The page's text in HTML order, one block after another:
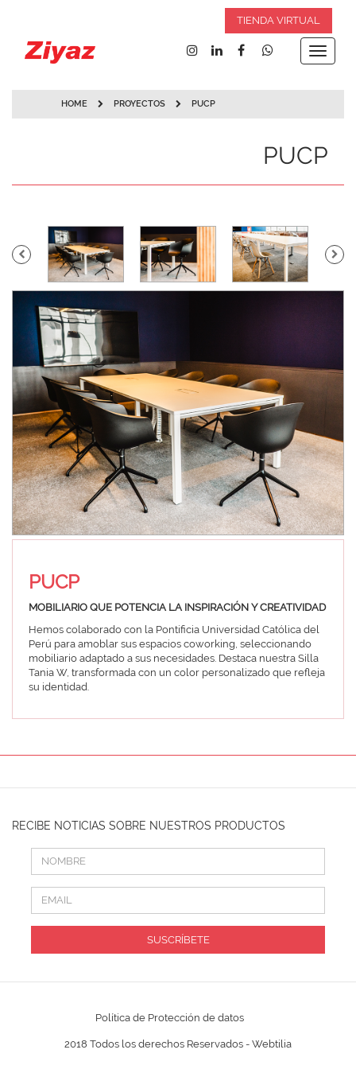
TIENDA VIRTUAL
Toggle
HOME PROYECTOS PUCP
PUCP
PUCP
MOBILIARIO QUE POTENCIA LA INSPIRACIÓN Y CREATIVIDAD
Hemos colaborado con la Pontificia Universidad Católica del
Perú para amoblar sus espacios coworking, seleccionando
mobiliario adaptado a sus necesidades. Destaca nuestra Silla
Tania W, transformada con un color personalizado que refleja
su identidad.
RECIBE NOTICIAS SOBRE NUESTROS PRODUCTOS
SUSCRÍBETE
Política de Protección de datos
2018 Todos los derechos Reservados - Webtilia